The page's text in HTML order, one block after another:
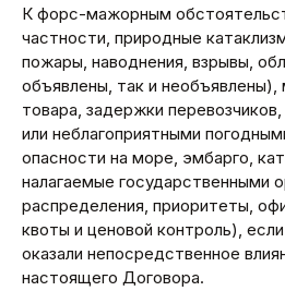
К форс-мажорным
частности, природные
пожары, наводнения, взрывы,
объявлены, так и необъявлены),
товара, задержки
или неблагоприятными
опасности на море, эмбарго,
налагаемые государственными
распределения, приоритеты,
квоты и ценовой контроль),
оказали непосредственное
настоящего Договора.